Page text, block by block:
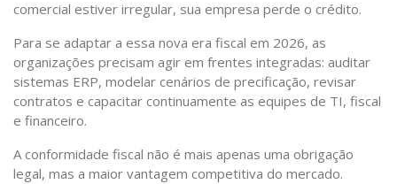
comercial estiver irregular, sua empresa perde o crédito.
Para se adaptar a essa nova era fiscal em 2026, as
organizações precisam agir em frentes integradas: auditar
sistemas ERP, modelar cenários de precificação, revisar
contratos e capacitar continuamente as equipes de TI, fiscal
e financeiro.
A conformidade fiscal não é mais apenas uma obrigação
legal, mas a maior vantagem competitiva do mercado.